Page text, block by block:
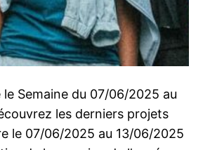
le Semaine du 07/06/2025 au
les derniers projets
le 07/06/2025 au 13/06/2025